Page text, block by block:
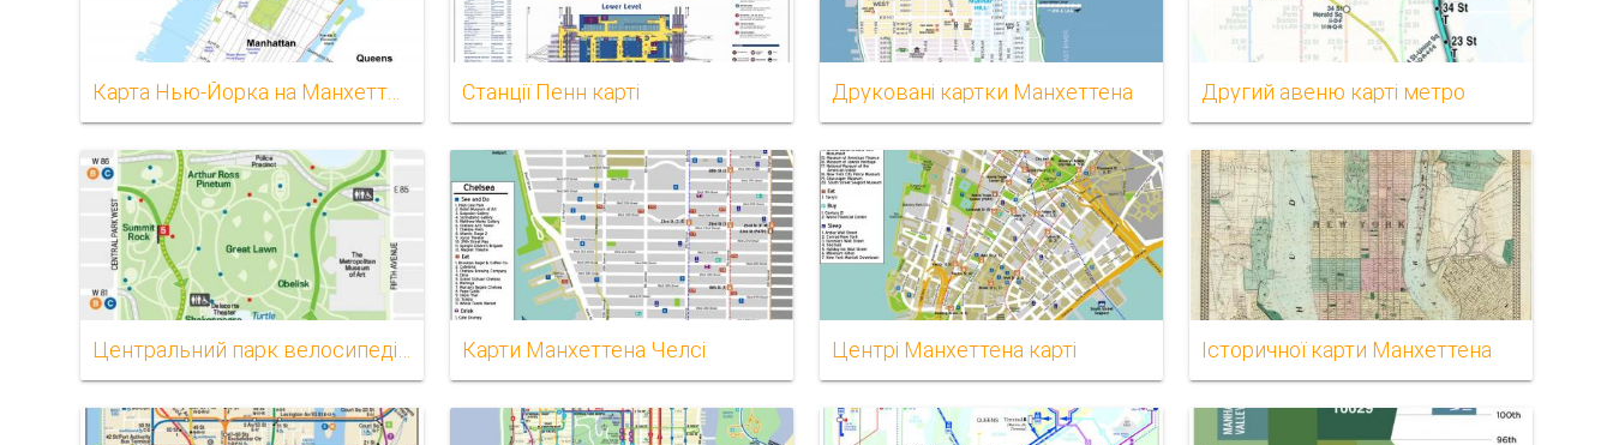
Карта Нью-Йорка на Манхеттені Станції Пенн карті Друковані картки Манхеттена Другий авеню карті метро
Центральний парк велосипедів карту Карти Манхеттена Челсі Центрі Манхеттена карті Історичної карти Манхеттена